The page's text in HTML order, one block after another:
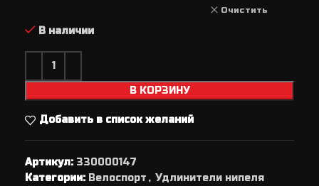
Очистить
В наличии
В КОРЗИНУ
Добавить в список желаний
Артикул: 330000147
Категории: Велоспорт , Удлинители нипеля